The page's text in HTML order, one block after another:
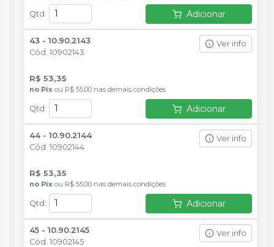
Qtd : Adicionar
43 - 10.90.2143
Cód. 10902143
Ver info
R$ 53,35
no Pix ou R$ 55,00 nas demais condições
Qtd : Adicionar
44 - 10.90.2144
Cód. 10902144
Ver info
R$ 53,35
no Pix ou R$ 55,00 nas demais condições
Qtd : Adicionar
45 - 10.90.2145
Cód. 10902145
Ver info